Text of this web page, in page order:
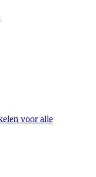
voor alle